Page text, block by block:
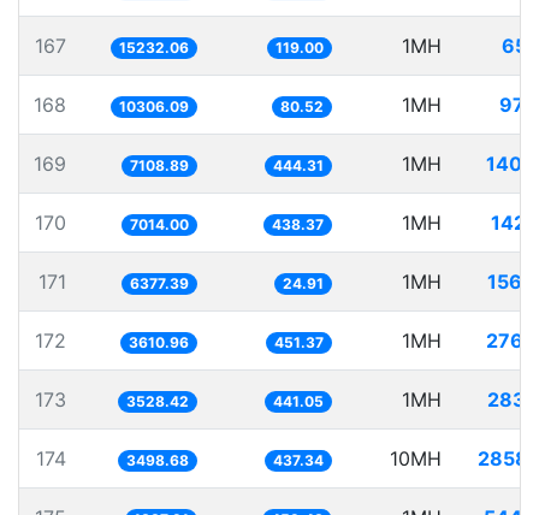
167 15232.06 119.00 1MH
168 10306.09 80.52 1MH
169 7108.89 444.31 1MH
170 7014.00 438.37 1MH
171 6377.39 24.91 1MH
172 3610.96 451.37 1MH
173 3528.42 441.05 1MH
174 3498.68 437.34 10MH